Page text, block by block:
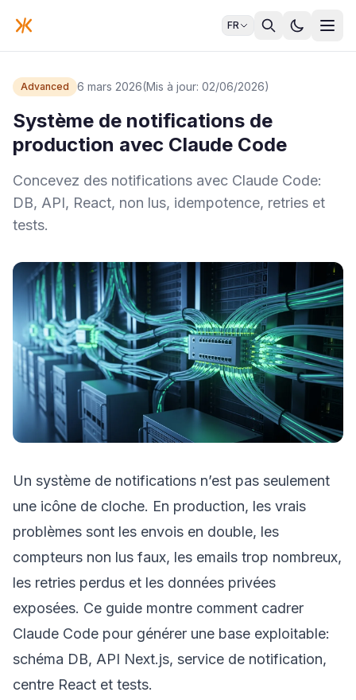
FR
Advanced 6 mars 2026(Mis à jour: 02/06/2026)
Système de notifications de
production avec Claude Code
Concevez des notifications avec Claude Code:
DB, API, React, non lus, idempotence, retries et
tests.
Un système de notifications n’est pas seulement
une icône de cloche. En production, les vrais
problèmes sont les envois en double, les
compteurs non lus faux, les emails trop nombreux,
les retries perdus et les données privées
exposées. Ce guide montre comment cadrer
Claude Code pour générer une base exploitable:
schéma DB, API Next.js, service de notification,
centre React et tests.